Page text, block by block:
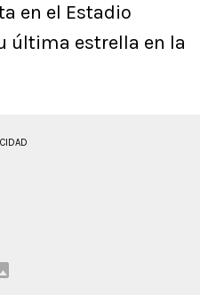
en el Estadio
última estrella en la